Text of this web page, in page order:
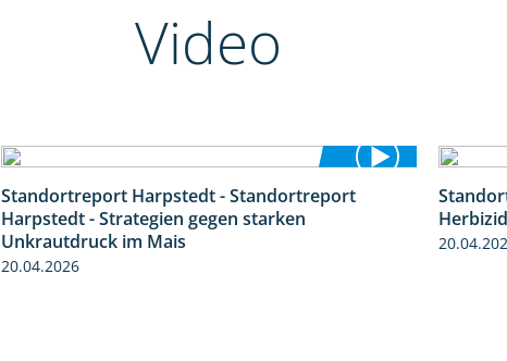
Video
Standortreport Harpstedt - Standortreport
Harpstedt - Strategien gegen starken
Unkrautdruck im Mais
20.04.2026